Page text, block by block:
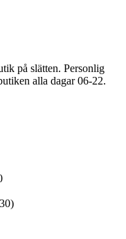
på slätten. Personlig
alla dagar 06-22.